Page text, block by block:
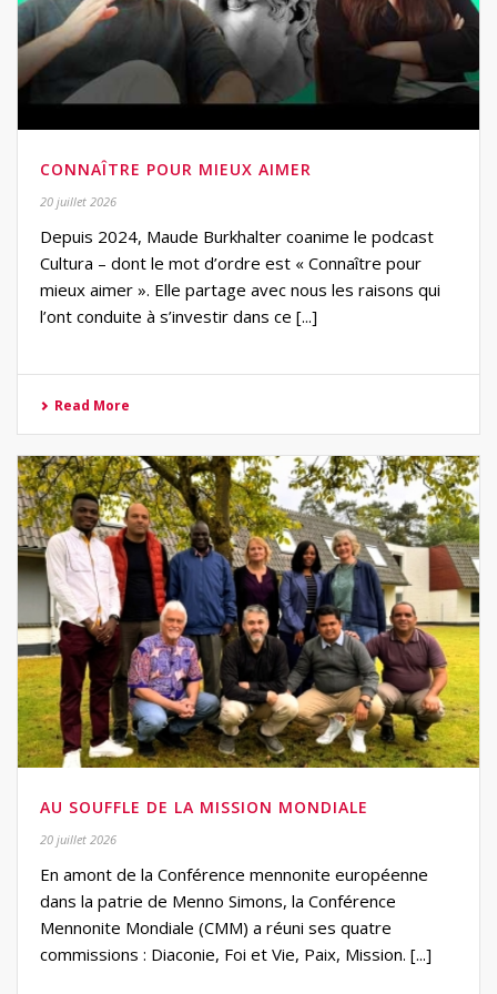
CONNAÎTRE POUR MIEUX AIMER
20 juillet 2026
Depuis 2024, Maude Burkhalter coanime le podcast
Cultura – dont le mot d’ordre est « Connaître pour
mieux aimer ». Elle partage avec nous les raisons qui
l’ont conduite à s’investir dans ce [...]
Read More
AU SOUFFLE DE LA MISSION MONDIALE
20 juillet 2026
En amont de la Conférence mennonite européenne
dans la patrie de Menno Simons, la Conférence
Mennonite Mondiale (CMM) a réuni ses quatre
commissions : Diaconie, Foi et Vie, Paix, Mission. [...]